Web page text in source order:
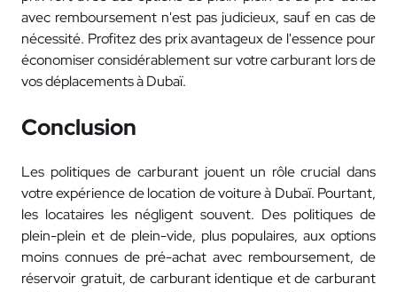
avec remboursement n'est pas judicieux, sauf en cas de
nécessité. Profitez des prix avantageux de l'essence pour
économiser considérablement sur votre carburant lors de
vos déplacements à Dubaï.
Conclusion
Les politiques de carburant jouent un rôle crucial dans
votre expérience de location de voiture à Dubaï. Pourtant,
les locataires les négligent souvent. Des politiques de
plein-plein et de plein-vide, plus populaires, aux options
moins connues de pré-achat avec remboursement, de
réservoir gratuit, de carburant identique et de carburant